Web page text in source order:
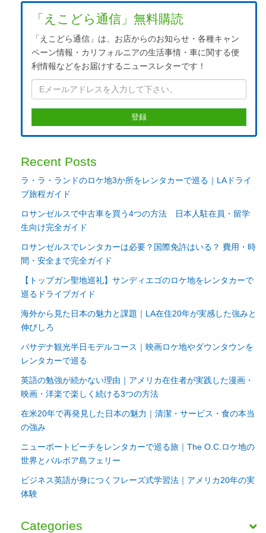
「えこどら通信」無料購読
「えこどら通信」は、お店からのお知らせ・各種キャン
ペーン情報・カリフォルニアの生活事情・車に関する便
利情報などをお届けするニュースレターです！
Recent Posts
ラ・ラ・ランドのロケ地3か所をレンタカーで巡る｜LAドライ
ブ旅程ガイド
ロサンゼルスで中古車を買う4つの方法 日本人駐在員・留学
生向け完全ガイド
ロサンゼルスでレンタカーは必要？国際免許はいる？ 費用・時
間・安全まで完全ガイド
【トップガン聖地巡礼】サンディエゴのロケ地をレンタカーで
巡るドライブガイド
海外から見た日本の魅力と課題｜LA在住20年が実感した強みと
伸びしろ
パサデナ観光半日モデルコース｜映画ロケ地やダウンタウンを
レンタカーで巡る
英語の勉強が続かない理由｜アメリカ在住者が実践した漫画・
映画・洋楽で楽しく続ける3つの方法
在米20年で再発見した日本の魅力｜清潔・サービス・食の本当
の強み
ニューポートビーチをレンタカーで巡る旅｜The O.C.ロケ地の
世界とバルボア島フェリー
ビジネス英語が身につくフレーズ式学習法｜アメリカ20年の実
体験
Categories